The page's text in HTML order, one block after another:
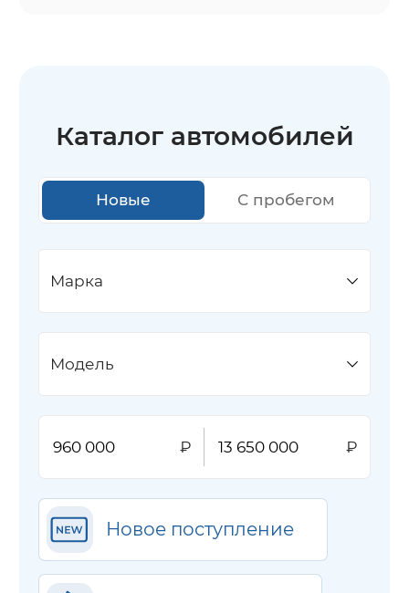
Каталог автомобилей
Новые С пробегом
Марка
Модель
Новое поступление